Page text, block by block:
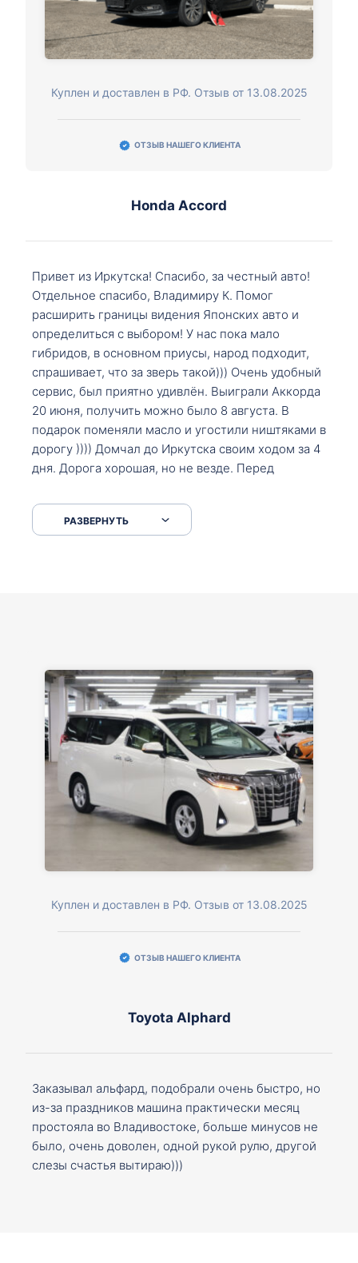
Куплен и доставлен в РФ. Отзыв от 13.08.2025
ОТЗЫВ НАШЕГО КЛИЕНТА
Honda Accord
Привет из Иркутска! Спасибо, за честный авто!
Отдельное спасибо, Владимиру К. Помог
расширить границы видения Японских авто и
определиться с выбором! У нас пока мало
гибридов, в основном приусы, народ подходит,
спрашивает, что за зверь такой))) Очень удобный
сервис, был приятно удивлён. Выиграли Аккорда
20 июня, получить можно было 8 августа. В
подарок поменяли масло и угостили ништяками в
дорогу )))) Домчал до Иркутска своим ходом за 4
дня. Дорога хорошая, но не везде. Перед
серпантинах по пути следования.
РАЗВЕРНУТЬ
Куплен и доставлен в РФ. Отзыв от 13.08.2025
ОТЗЫВ НАШЕГО КЛИЕНТА
Toyota Alphard
Заказывал альфард, подобрали очень быстро, но
из-за праздников машина практически месяц
простояла во Владивостоке, больше минусов не
было, очень доволен, одной рукой рулю, другой
слезы счастья вытираю)))